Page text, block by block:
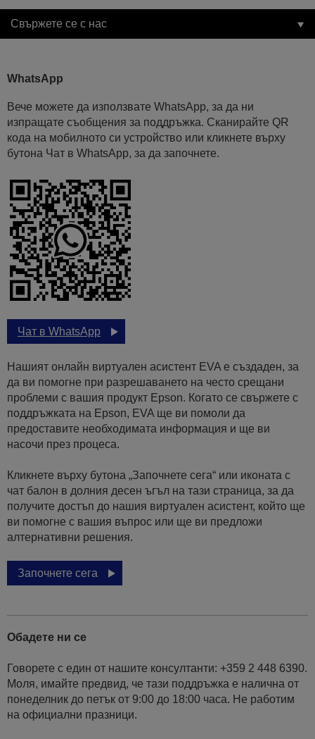
Свържете се с нас
WhatsApp
Вече можете да използвате WhatsApp, за да ни
изпращате съобщения за поддръжка. Сканирайте QR
кода на мобилното си устройство или кликнете върху
бутона Чат в WhatsApp, за да започнете.
Чат в WhatsApp
Нашият онлайн виртуален асистент EVA е създаден, за
да ви помогне при разрешаването на често срещани
проблеми с вашия продукт Epson. Когато се свържете с
поддръжката на Epson, EVA ще ви помоли да
предоставите необходимата информация и ще ви
насочи през процеса.
Кликнете върху бутона „Започнете сега“ или иконата с
чат балон в долния десен ъгъл на тази страница, за да
получите достъп до нашия виртуален асистент, който ще
ви помогне с вашия въпрос или ще ви предложи
алтернативни решения.
Започнете сега
Обадете ни се
Говорете с един от нашите консултанти: +359 2 448 6390.
Моля, имайте предвид, че тази поддръжка е налична от
понеделник до петък от 9:00 до 18:00 часа. Не работим
на официални празници.